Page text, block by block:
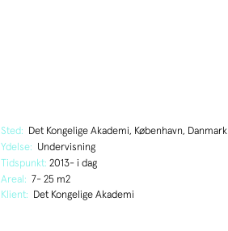
Sted: Det Kongelige Akademi, København, Danmark
Ydelse:
Undervisning
Tidspunkt: 2013- i dag
Areal: 7- 25 m2
Klient:
Det Kongelige Akademi